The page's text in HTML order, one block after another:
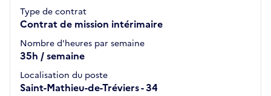
Type de contrat
Contrat de mission intérimaire
Nombre d'heures par semaine
35h / semaine
Localisation du poste
Saint-Mathieu-de-Tréviers - 34